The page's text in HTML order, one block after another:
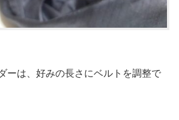
ーは、好みの長さにベルトを調整で